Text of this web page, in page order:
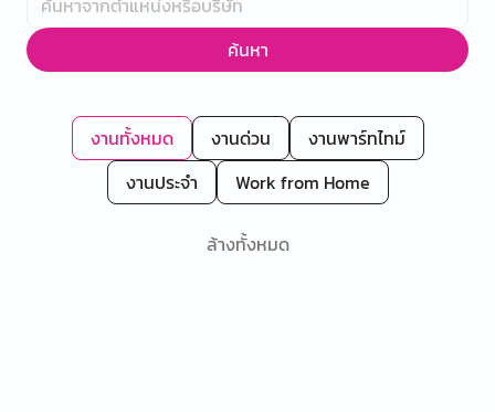
ค้นหา
งานทั้งหมด งานด่วน
งานพาร์ทไทม์
งานประจำ
Work from Home
ล้างทั้งหมด